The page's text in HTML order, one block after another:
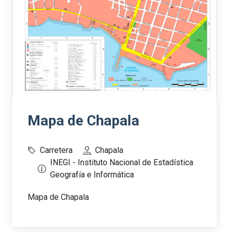
Mapa de Chapala
Carretera
Chapala
INEGI - Instituto Nacional de Estadística
Geografía e Informática
Mapa de Chapala